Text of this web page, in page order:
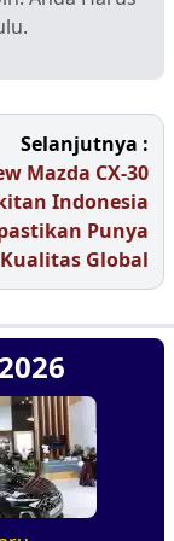
Selanjutnya :
Mazda CX-30
Indonesia
Punya
Kualitas Global